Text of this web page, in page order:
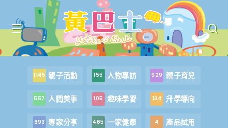
1145 親子活動 155 人物專訪 929 親子育兒
557 人間美事 105 趣味學習 134 升學導向
693 專家分享 465 一家健康 4 產品試用